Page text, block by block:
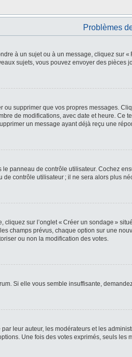
Problèmes
à un sujet ou à un message, cliquez
sujets, vous pouvez envoyer des pièces
supprimer que vos propres messages.
de modifications, avec date et heure.
un message ayant déjà reçu une
panneau de contrôle utilisateur. Cochez
contrôle utilisateur ; il ne sera alors plus
sur l’onglet « Créer un sondage »
champs prévus, chaque option sur une
ou non la modification des votes.
Si elle vous semble insuffisante,
leur auteur, les modérateurs et les
Une fois des votes exprimés, seuls